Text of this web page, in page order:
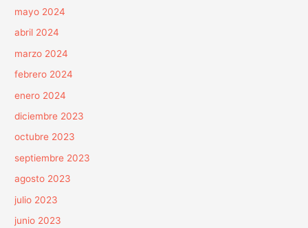
mayo 2024
abril 2024
marzo 2024
febrero 2024
enero 2024
diciembre 2023
octubre 2023
septiembre 2023
agosto 2023
julio 2023
junio 2023